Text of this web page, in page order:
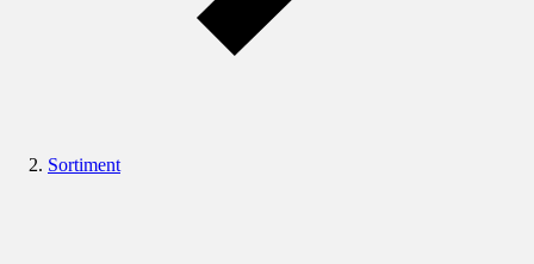
Sortiment